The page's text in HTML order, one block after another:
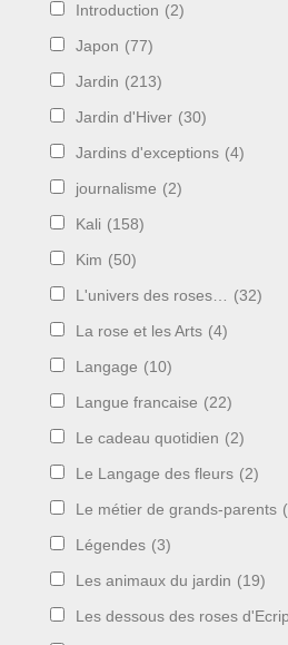
Introduction (2)
Japon (77)
Jardin (213)
Jardin d'Hiver (30)
Jardins d'exceptions (4)
journalisme (2)
Kali (158)
Kim (50)
L'univers des roses… (32)
La rose et les Arts (4)
Langage (10)
Langue francaise (22)
Le cadeau quotidien (2)
Le Langage des fleurs (2)
Le métier de grands-parents
Légendes (3)
Les animaux du jardin (19)
Les dessous des roses